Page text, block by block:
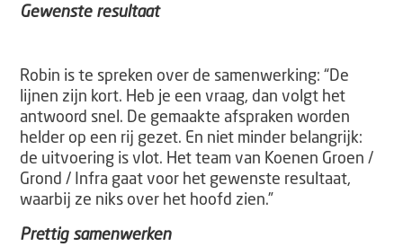
Gewenste resultaat
Robin is te spreken over de samenwerking: “De
lijnen zijn kort. Heb je een vraag, dan volgt het
antwoord snel. De gemaakte afspraken worden
helder op een rij gezet. En niet minder belangrijk:
de uitvoering is vlot. Het team van Koenen Groen /
Grond / Infra gaat voor het gewenste resultaat,
waarbij ze niks over het hoofd zien.”
Prettig samenwerken